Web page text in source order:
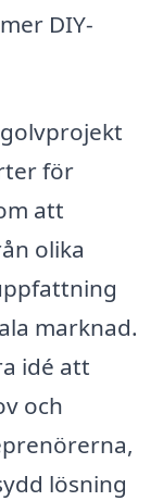
DIY-
för
att
olika
marknad.
idé att
och
lösning